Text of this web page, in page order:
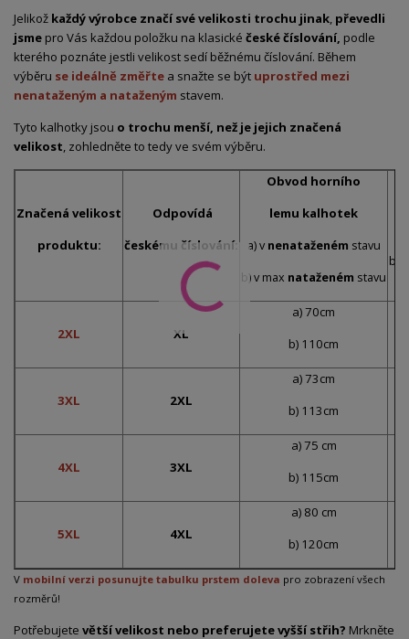
Jelikož každý výrobce značí své velikosti trochu jinak, převedli
jsme pro Vás každou položku na klasické české číslování, podle
kterého poznáte jestli velikost sedí běžnému číslování. Během
výběru se ideálně změřte a snažte se být uprostřed mezi
nenataženým a nataženým stavem.
Tyto kalhotky jsou o trochu menší, než je jejich značená
velikost, zohledněte to tedy ve svém výběru.
Značená velikost
produktu:
Odpovídá
českému číslování:
Obvod horního
lemu kalhotek
a) v nenataženém stavu
b) v max nataženém stavu
b)
2XL XL
a) 70cm
b) 110cm
3XL 2XL
a) 73cm
b) 113cm
4XL 3XL
a) 75 cm
b) 115cm
5XL 4XL
a) 80 cm
b) 120cm
V mobilní verzi posunujte tabulku prstem doleva pro zobrazení všech
rozměrů!
Potřebujete větší velikost nebo preferujete vyšší střih? Mrkněte